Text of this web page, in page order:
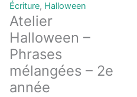
Écriture, Halloween
Atelier
Halloween –
Phrases
mélangées – 2e
année